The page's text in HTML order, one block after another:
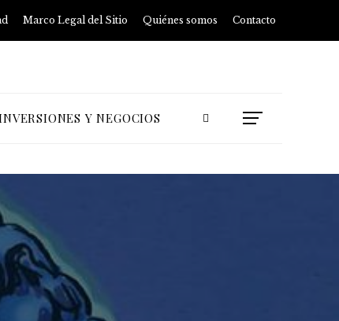
Marco Legal del Sitio Quiénes somos Contacto
Y NEGOCIOS